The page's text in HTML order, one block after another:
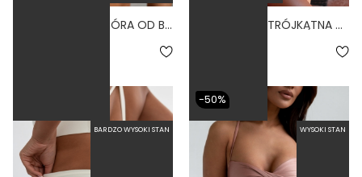
SPORTY BONE - GÓRA OD BIKINI NA MAŁY BIUST SPORTOWA BIAŁY VESPA BONE - TRÓJKĄTNA GÓRA OD BIKINI BIAŁY
BARDZO WYSOKI STAN WYSOKI STAN
-50%